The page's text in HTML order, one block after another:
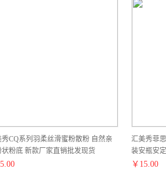
秀CQ系列羽柔丝滑蜜粉散粉 自然亲
状粉底 新款厂家直销批发现货
汇美秀菲
装安瓶安
批发现货
￥ 15.00